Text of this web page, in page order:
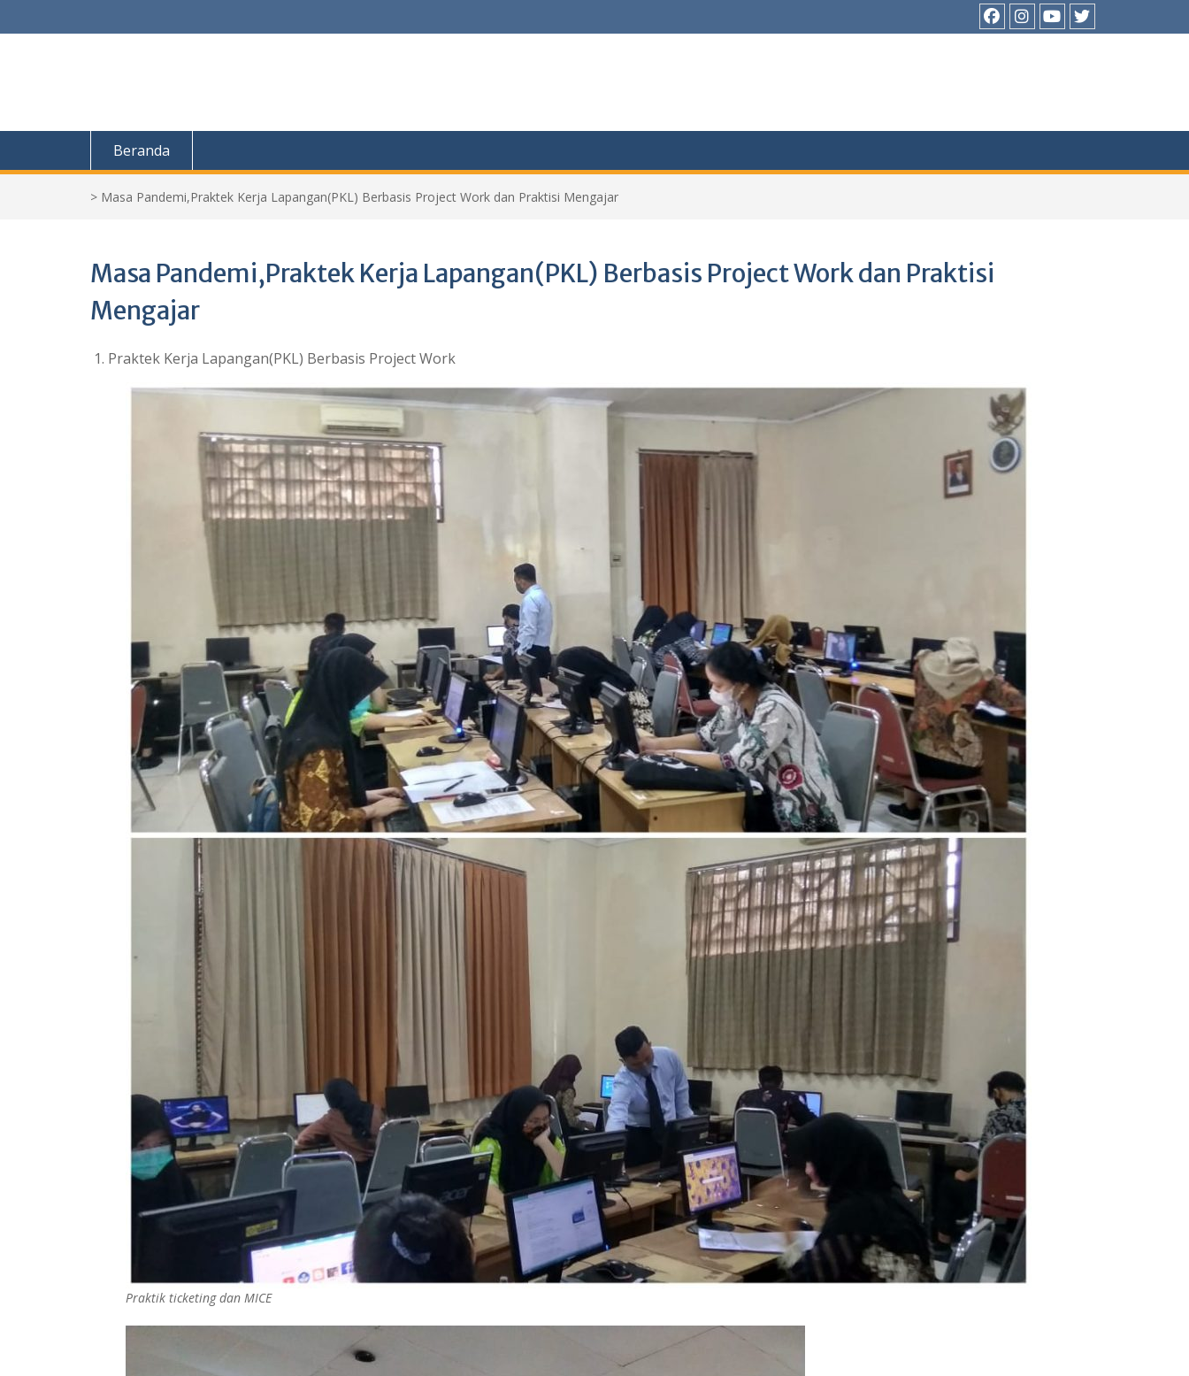
FacebookInstagram
YoutubeTwitter
Beranda
> Masa Pandemi,Praktek Kerja Lapangan(PKL) Berbasis Project Work dan Praktisi Mengajar
Masa Pandemi,Praktek Kerja Lapangan(PKL) Berbasis Project Work dan Praktisi
Mengajar
Praktek Kerja Lapangan(PKL) Berbasis Project Work
Praktik ticketing dan MICE